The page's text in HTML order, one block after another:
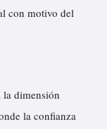
con motivo del
la dimensión
la confianza